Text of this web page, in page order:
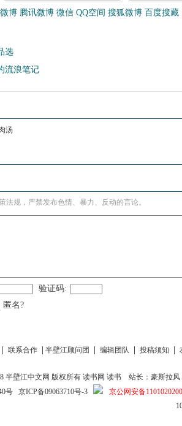
博 腾讯微博 微信 QQ空间 搜狐微博 百度搜藏
选
流浪笔记
汤
法规，严禁发布色情、暴力、反动的言论。
验证码:
匿名?
联系合作 半壁江顾问团 编辑团队 投稿须知
半壁江中文网 版权所有读书网 读书
站长：豪斯拉风
号 京ICP备09063710号-3
京公网安备